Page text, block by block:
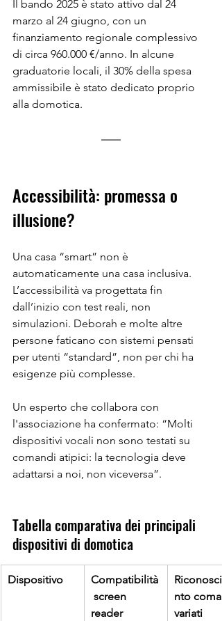
Il bando 2025 è stato attivo dal 24
marzo al 24 giugno, con un
finanziamento regionale complessivo
di circa 960.000 €/anno. In alcune
graduatorie locali, il 30% della spesa
ammissibile è stato dedicato proprio
alla domotica.
Accessibilità: promessa o
illusione?
Una casa “smart” non è
automaticamente una casa inclusiva.
L’accessibilità va progettata fin
dall’inizio con test reali, non
simulazioni. Deborah e molte altre
persone faticano con sistemi pensati
per utenti “standard”, non per chi ha
esigenze più complesse.
Un esperto che collabora con
l'associazione ha confermato: “Molti
dispositivi vocali non sono testati su
comandi atipici: la tecnologia deve
adattarsi a noi, non viceversa”.
Tabella comparativa dei principali
dispositivi di domotica
Dispositivo
Compatibilità
screen
reader
nto
variati